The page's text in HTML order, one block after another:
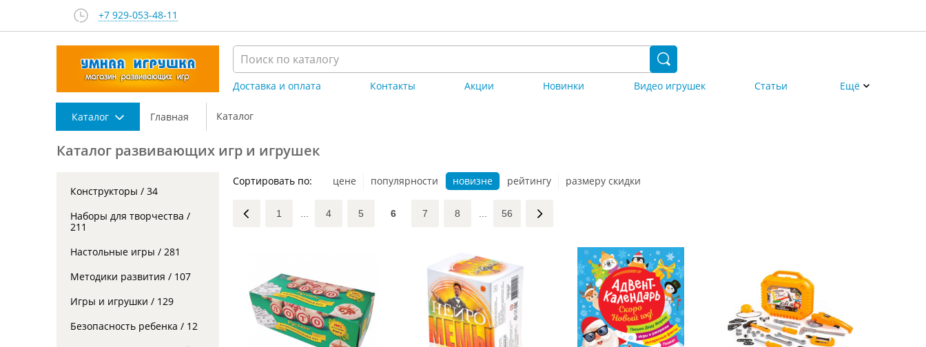
+7 929-053-48-11
Доставка и оплата Контакты Акции Новинки Видео игрушек Статьи Ещё
Каталог Главная Каталог
Каталог развивающих игр и игрушек
Конструкторы / 34
Наборы для творчества /
211
Настольные игры / 281
Методики развития / 107
Игры и игрушки / 129
Безопасность ребенка / 12
Сортировать по: цене популярности новизне рейтингу размеру скидки
1 4 5 6 7 8 56